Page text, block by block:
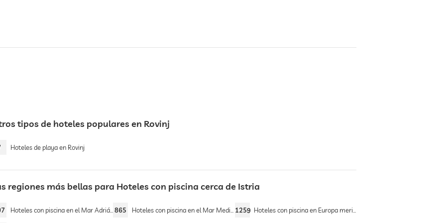
tipos de hoteles populares en Rovinj
Hoteles de playa en Rovinj
regiones más bellas para Hoteles con piscina cerca de Istria
Hoteles con piscina en el Mar Adriático 865 Hoteles con piscina en el Mar Mediterráneo 1259 Hoteles con piscina en Europa meridional